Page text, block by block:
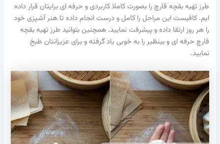
طرز تهیه بقچه قارچ را بصورت کاملا کاربردی و حرفه ای برایتان قرار داده
ایم. کافیست این مراحل را کامل و درست انجام داده تا هنر آشپزی خود
را هر روز ارتقا داده و پیشرفت نمایید. همچنین بتوانید طرز تهیه بقچه
قارچ حرفه ای و بینظیر را به خوبی یاد گرفته و برای عزیزانتان طبخ
نمایید.